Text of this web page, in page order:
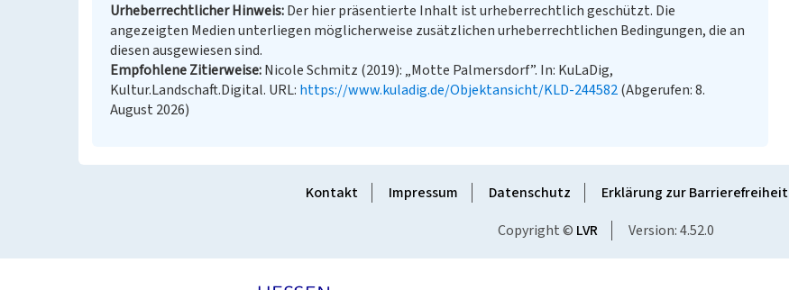
Urheberrechtlicher Hinweis Der hier präsentierte Inhalt ist urheberrechtlich geschützt. Die
angezeigten Medien unterliegen möglicherweise zusätzlichen urheberrechtlichen Bedingungen, die an
diesen ausgewiesen sind.
Empfohlene Zitierweise Nicole Schmitz (2019): „Motte Palmersdorf”. In: KuLaDig,
Kultur.Landschaft.Digital. URL: https://www.kuladig.de/Objektansicht/KLD-244582(Abgerufen: 8.
August 2026)
Kontakt Impressum Datenschutz Erklärung zur Barrierefreiheit
Copyright © LVR Version: 4.52.0